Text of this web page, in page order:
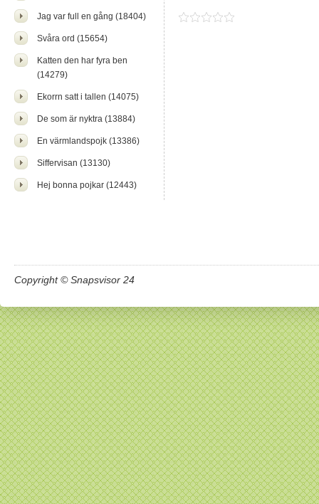
Jag var full en gång (18404)
Svåra ord (15654)
Katten den har fyra ben
(14279)
Ekorrn satt i tallen (14075)
De som är nyktra (13884)
En värmlandspojk (13386)
Siffervisan (13130)
Hej bonna pojkar (12443)
Copyright © Snapsvisor 24